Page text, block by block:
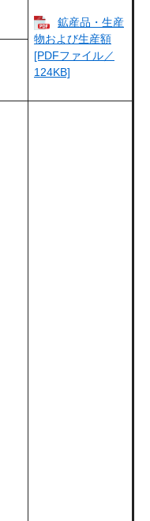
鉱産品・生産
物および生産額
[PDFファイル／
124KB]